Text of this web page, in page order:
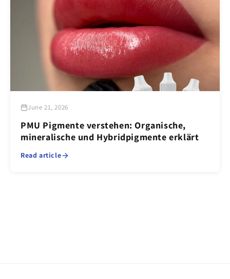
June 21, 2026
PMU Pigmente verstehen: Organische,
mineralische und Hybridpigmente erklärt
Read article